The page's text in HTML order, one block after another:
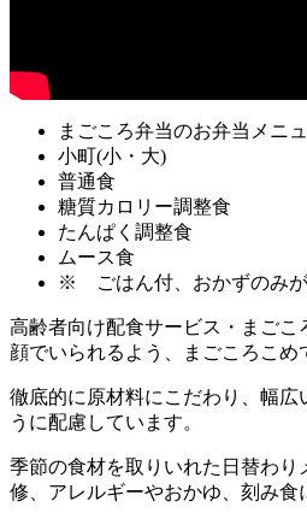
まごころ弁当のお弁当メニ
小町(小・大)
普通食
糖質カロリー調整食
たんぱく調整食
ムース食
※ ごはん付、おかずのみが
高齢者向け配食サービス・まご
顔でいられるよう、まごころこめ
徹底的に原材料にこだわり、幅広
うに配慮しています。
季節の食材を取りいれた日替わり
修、アレルギーやおかゆ、刻み食